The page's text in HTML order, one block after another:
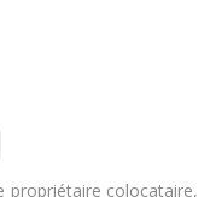
propriétaire colocataire,